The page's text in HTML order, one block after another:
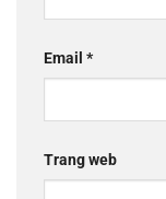
Email *
Trang web